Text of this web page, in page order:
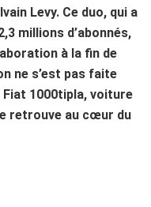
Levy. Ce duo, qui a
millions d’abonnés,
à la fin de
ne s’est pas faite
1000tipla, voiture
retrouve au cœur du